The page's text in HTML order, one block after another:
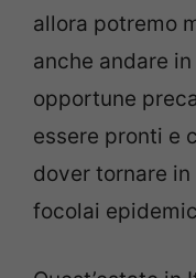
allora potremo
anche andare
opportune
essere pronti e
dover tornare
focolai